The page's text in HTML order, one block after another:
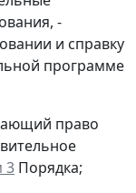
-
и справку
программе
право
3 Порядка;